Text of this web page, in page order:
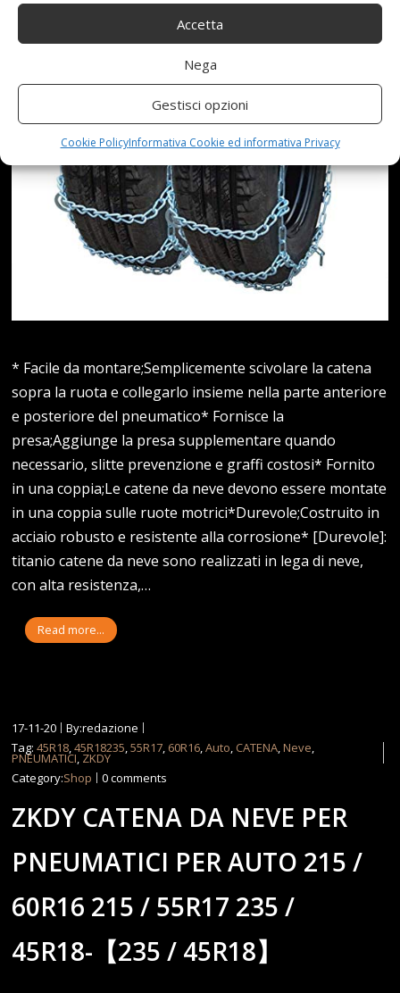
Accetta
Nega
Gestisci opzioni
Cookie PolicyInformativa Cookie ed informativa Privacy
* Facile da montare;Semplicemente scivolare la catena
sopra la ruota e collegarlo insieme nella parte anteriore
e posteriore del pneumatico* Fornisce la
presa;Aggiunge la presa supplementare quando
necessario, slitte prevenzione e graffi costosi* Fornito
in una coppia;Le catene da neve devono essere montate
in una coppia sulle ruote motrici*Durevole;Costruito in
acciaio robusto e resistente alla corrosione* [Durevole]:
titanio catene da neve sono realizzati in lega di neve,
con alta resistenza,…
Read more...
17-11-20
By:redazione
Tag:45R18,45R18235,55R17, 60R16,Auto, CATENA,Neve,
PNEUMATICI, ZKDY
Category:Shop 0 comments
ZKDY CATENA DA NEVE PER
PNEUMATICI PER AUTO 215 /
60R16 215 / 55R17 235 /
45R18-【235 / 45R18】